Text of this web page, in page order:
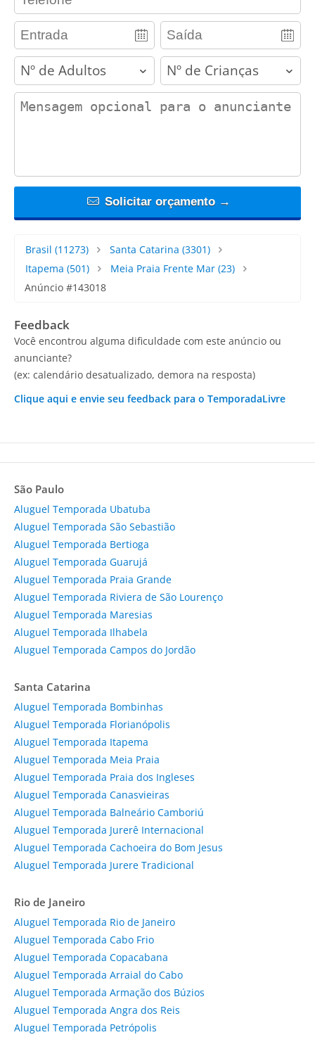
adults children
contact_message
Solicitar orçamento →
Brasil (11273) Santa Catarina (3301)
Itapema (501) Meia Praia Frente Mar(23)
Anúncio #143018
Feedback
Você encontrou alguma dificuldade com este anúncio ou
anunciante?
(ex: calendário desatualizado, demora na resposta)
Clique aqui e envie seu feedback para o TemporadaLivre
São Paulo
Aluguel Temporada Ubatuba
Aluguel Temporada São Sebastião
Aluguel Temporada Bertioga
Aluguel Temporada Guarujá
Aluguel Temporada Praia Grande
Aluguel Temporada Riviera de São Lourenço
Aluguel Temporada Maresias
Aluguel Temporada Ilhabela
Aluguel Temporada Campos do Jordão
Santa Catarina
Aluguel Temporada Bombinhas
Aluguel Temporada Florianópolis
Aluguel Temporada Itapema
Aluguel Temporada Meia Praia
Aluguel Temporada Praia dos Ingleses
Aluguel Temporada Canasvieiras
Aluguel Temporada Balneário Camboriú
Aluguel Temporada Jurerê Internacional
Aluguel Temporada Cachoeira do Bom Jesus
Aluguel Temporada Jurere Tradicional
Rio de Janeiro
Aluguel Temporada Rio de Janeiro
Aluguel Temporada Cabo Frio
Aluguel Temporada Copacabana
Aluguel Temporada Arraial do Cabo
Aluguel Temporada Armação dos Búzios
Aluguel Temporada Angra dos Reis
Aluguel Temporada Petrópolis